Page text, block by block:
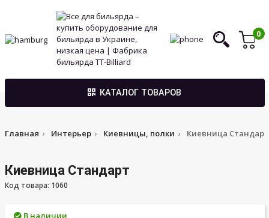
0
КАТАЛОГ ТОВАРОВ
Главная Интерьер Киевницы, полки Киевница Стандарт
Киевница Стандарт
Код товара: 1060
В наличии